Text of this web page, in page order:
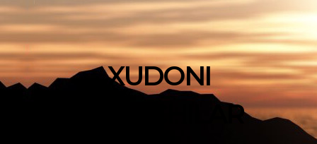
XUDONI
IZLOVCHILAR